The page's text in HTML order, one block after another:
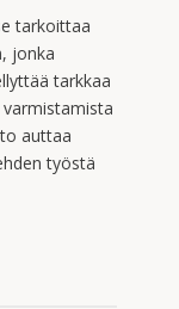
tarkoittaa
jonka
tarkkaa
auttaa
työstä